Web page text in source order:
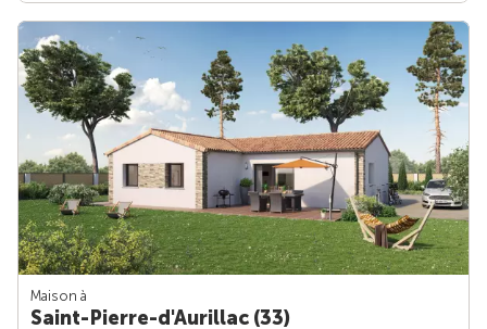
Maison à
Saint-Pierre-d'Aurillac (33)